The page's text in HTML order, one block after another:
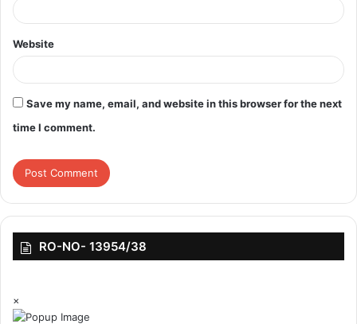
Website
Save my name, email, and website in this browser for the next
time I comment.
RO-NO- 13954/38
×